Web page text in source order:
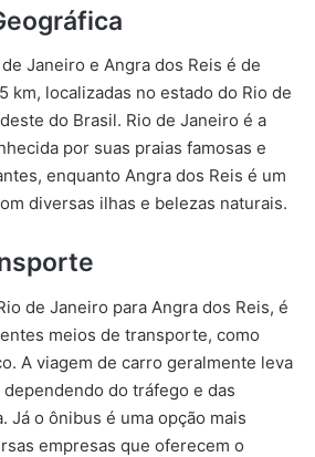
Janeiro e Angra dos Reis é de
km, localizadas no estado do Rio de
do Brasil. Rio de Janeiro é a
por suas praias famosas e
enquanto Angra dos Reis é um
diversas ilhas e belezas naturais.
de Janeiro para Angra dos Reis, é
meios de transporte, como
A viagem de carro geralmente leva
do tráfego e das
Já o ônibus é uma opção mais
empresas que oferecem o